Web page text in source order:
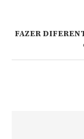
FAZER